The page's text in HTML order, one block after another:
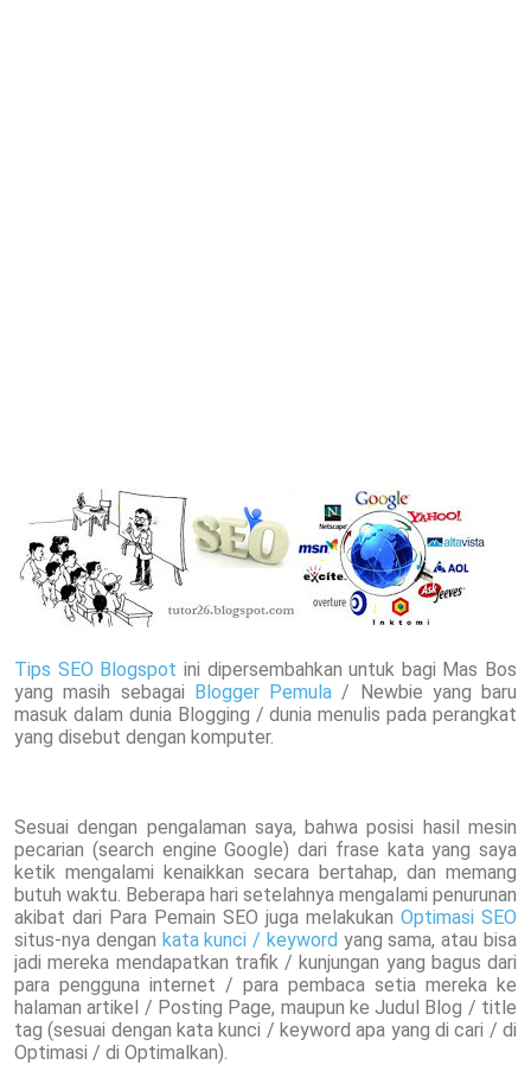
Tips SEO Blogspot ini dipersembahkan untuk bagi Mas Bos
yang masih sebagai Blogger Pemula / Newbie yang baru
masuk dalam dunia Blogging / dunia menulis pada perangkat
yang disebut dengan komputer.
Sesuai dengan pengalaman saya, bahwa posisi hasil mesin
pecarian (search engine Google) dari frase kata yang saya
ketik mengalami kenaikkan secara bertahap, dan memang
butuh waktu. Beberapa hari setelahnya mengalami penurunan
akibat dari Para Pemain SEO juga melakukan Optimasi SEO
situs-nya dengan kata kunci / keyword yang sama, atau bisa
jadi mereka mendapatkan trafik / kunjungan yang bagus dari
para pengguna internet / para pembaca setia mereka ke
halaman artikel / Posting Page, maupun ke Judul Blog / title
tag (sesuai dengan kata kunci / keyword apa yang di cari / di
Optimasi / di Optimalkan).